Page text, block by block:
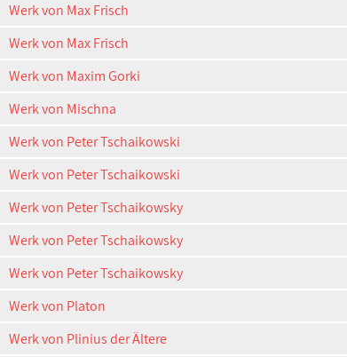
Werk von Max Frisch
Werk von Max Frisch
Werk von Maxim Gorki
Werk von Mischna
Werk von Peter Tschaikowski
Werk von Peter Tschaikowski
Werk von Peter Tschaikowsky
Werk von Peter Tschaikowsky
Werk von Peter Tschaikowsky
Werk von Platon
Werk von Plinius der Ältere